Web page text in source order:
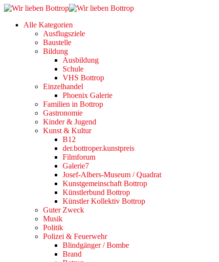
Alle Kategorien
Ausflugsziele
Baustelle
Bildung
Ausbildung
Schule
VHS Bottrop
Einzelhandel
Phoenix Galerie
Familien in Bottrop
Gastronomie
Kinder & Jugend
Kunst & Kultur
B12
der.bottroper.kunstpreis
Filmforum
Galerie7
Josef-Albers-Museum / Quadrat
Kunstgemeinschaft Bottrop
Künstlerbund Bottrop
Künstler Kollektiv Bottrop
Guter Zweck
Musik
Politik
Polizei & Feuerwehr
Blindgänger / Bombe
Brand